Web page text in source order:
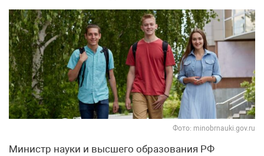
Фото: minobrnauki.gov.ru
Министр науки и высшего образования РФ